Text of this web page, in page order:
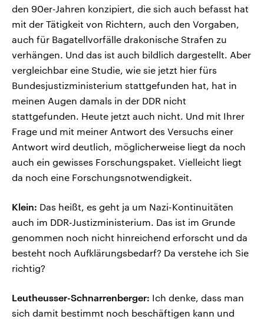
den 90er-Jahren konzipiert, die sich auch befasst hat
mit der Tätigkeit von Richtern, auch den Vorgaben,
auch für Bagatellvorfälle drakonische Strafen zu
verhängen. Und das ist auch bildlich dargestellt. Aber
vergleichbar eine Studie, wie sie jetzt hier fürs
Bundesjustizministerium stattgefunden hat, hat in
meinen Augen damals in der DDR nicht
stattgefunden. Heute jetzt auch nicht. Und mit Ihrer
Frage und mit meiner Antwort des Versuchs einer
Antwort wird deutlich, möglicherweise liegt da noch
auch ein gewisses Forschungspaket. Vielleicht liegt
da noch eine Forschungsnotwendigkeit.
Klein: Das heißt, es geht ja um Nazi-Kontinuitäten
auch im DDR-Justizministerium. Das ist im Grunde
genommen noch nicht hinreichend erforscht und da
besteht noch Aufklärungsbedarf? Da verstehe ich Sie
richtig?
Leutheusser-Schnarrenberger: Ich denke, dass man
sich damit bestimmt noch beschäftigen kann und